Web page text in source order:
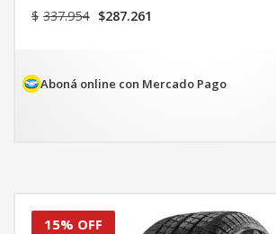
$ 337.954 El
$337.954.
$287.261
$287.261.
Aboná online con Mercado Pago
15% OFF